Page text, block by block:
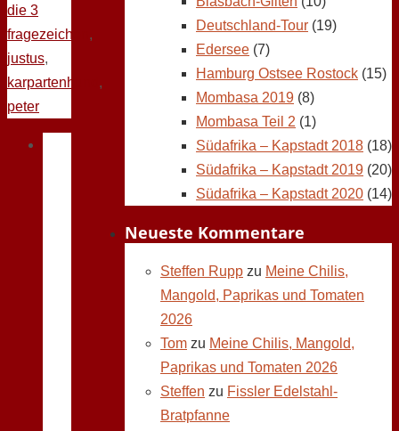
die 3
fragezeichen ,
justus,
karpartenhund ,
peter
Deutschland-Tour (19)
Edersee (7)
Hamburg Ostsee Rostock (15)
Mombasa 2019 (8)
Mombasa Teil 2 (1)
Südafrika – Kapstadt 2018 (18)
Südafrika – Kapstadt 2019 (20)
Südafrika – Kapstadt 2020 (14)
Neueste Kommentare
Steffen Rupp zu Meine Chilis,
Mangold, Paprikas und Tomaten
2026
Tom zu Meine Chilis, Mangold,
Paprikas und Tomaten 2026
Steffen zu Fissler Edelstahl-
Bratpfanne